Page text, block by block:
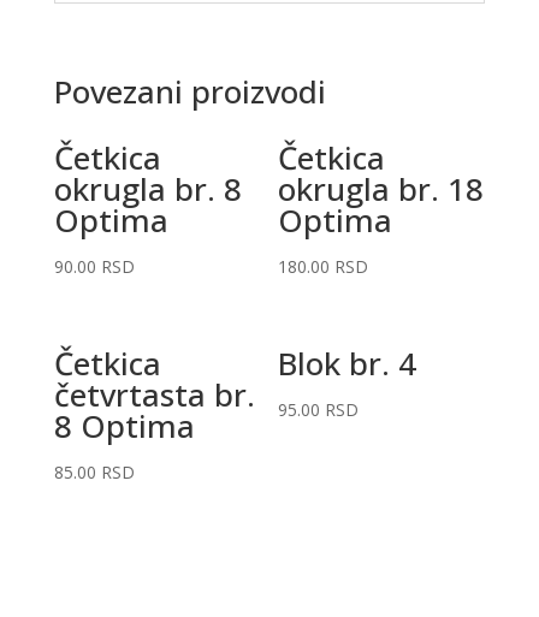
Povezani proizvodi
Četkica
okrugla br. 8
Optima
90.00 RSD
Četkica
okrugla br. 18
Optima
180.00 RSD
Četkica
četvrtasta br.
8 Optima
85.00 RSD
Blok br. 4
95.00 RSD